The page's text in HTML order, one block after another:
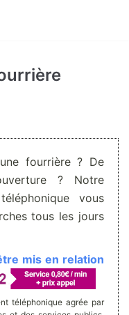
fourrière ? De
? Notre
vous
tous les jours
mis en relation
téléphonique agrée par